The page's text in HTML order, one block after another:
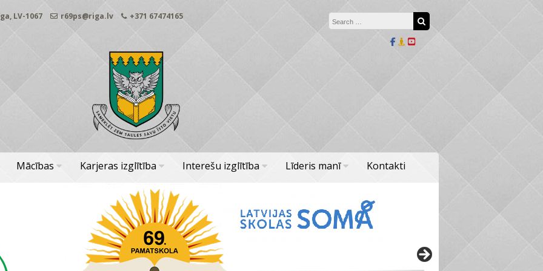
LV-1067 r69ps@riga.lv +371 67474165
Mācības Karjeras izglītība Interešu izglītība Līderis manī Kontakti